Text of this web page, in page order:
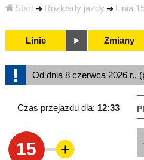
Start Rozkłady jazdy Linia
Linie Zmiany
Od dnia 8 czerwca 2026 r.,
Czas przejazdu dla: 12:33
15